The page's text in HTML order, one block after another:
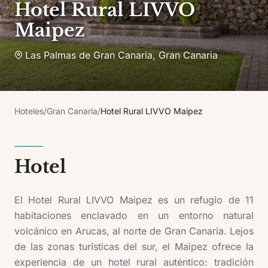
Hotel Rural LIVVO
Maipez
Las Palmas de Gran Canaria, Gran Canaria
Hoteles/Gran Canaria/Hotel Rural LIVVO Maipez
Hotel
El Hotel Rural LIVVO Maipez es un refugio de 11
habitaciones enclavado en un entorno natural
volcánico en Arucas, al norte de Gran Canaria. Lejos
de las zonas turísticas del sur, el Maipez ofrece la
experiencia de un hotel rural auténtico: tradición